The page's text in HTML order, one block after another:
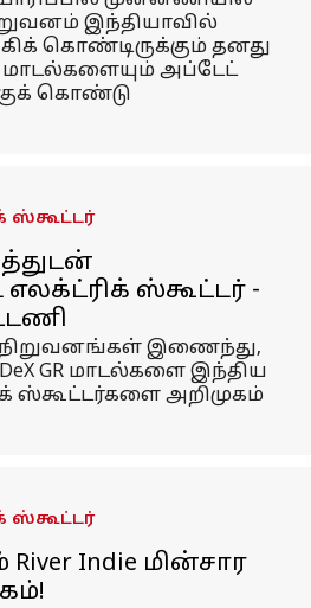
இந்தியாவில்
கொண்டிருக்கும் தனது
அப்டேட்
கொண்டு
ஸ்கூட்டர்
ஸ்கூட்டர் -
நிறுவனங்கள் இணைந்து,
DeX GR மாடல்களை இந்திய
ஸ்கூட்டர்களை அறிமுகம்
ஸ்கூட்டர்
Indie மின்சார